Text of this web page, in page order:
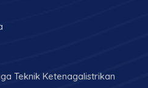
Teknik Ketenagalistrikan